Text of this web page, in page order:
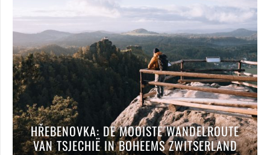
HŘEBENOVKA: DE MOOISTE WANDELROUTE
VAN TSJECHIË IN BOHEEMS ZWITSERLAND